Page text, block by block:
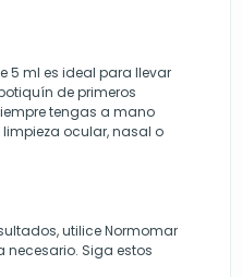
5 ml es ideal para llevar
de primeros
tengas a mano
ocular, nasal o
utilice Normomar
necesario. Siga estos